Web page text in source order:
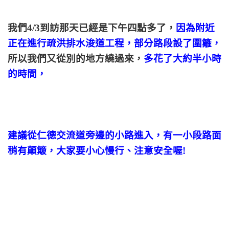
我們4/3到訪那天已經是下午四點多了， 因為附近
正在進行疏洪排水浚道工程，部分路段設了圍籬，
所以我們又從別的地方繞過來， 多花了大約半小時
的時間，
建議從仁德交流道旁邊的小路進入，有一小段路面
稍有顛簸，大家要小心慢行、注意安全喔!